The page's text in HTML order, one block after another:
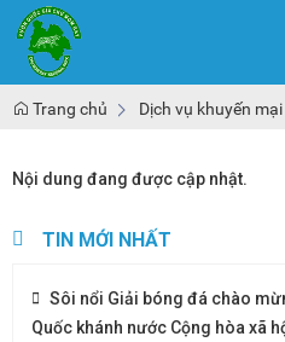
Trang chủ Dịch vụ khuyến mại
Nội dung đang được cập nhật.
TIN MỚI NHẤT
Sôi nổi Giải bóng đá chào
Quốc khánh nước Cộng hòa xã